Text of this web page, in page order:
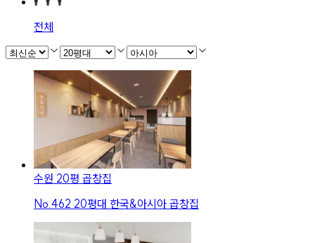
전체
수원 20평 곱창집
No. 462 20평대 한국&아시아 곱창집